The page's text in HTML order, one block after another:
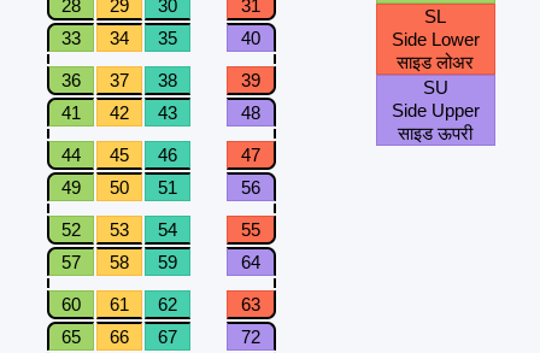
28 29 30
31
33
34 35 40
36 37 38
39
41
42 43 48
44 45 46
47
49
50 51 56
52 53 54
55
57
58 59 64
60 61 62
63
65
66 67 72
SL
Side Lower
साइड लोअर
SU
Side Upper
साइड ऊपरी